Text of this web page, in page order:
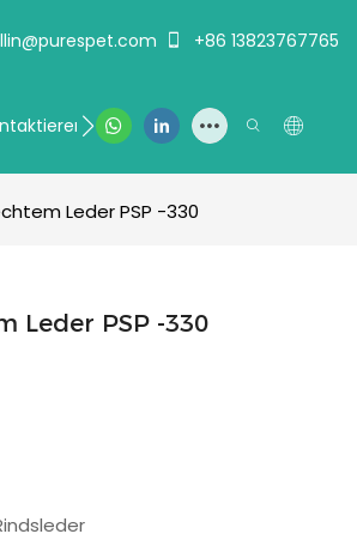
+86 13823767765
Sie uns
Leder PSP -330
Leder PSP -330